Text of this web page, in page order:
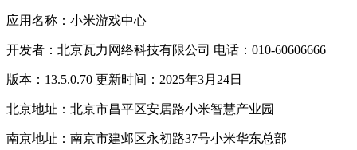
应用名称：小米游戏中心
开发者：北京瓦力网络科技有限公司 电话：010-60606666
版本：13.5.0.70 更新时间：2025年3月24日
北京地址：北京市昌平区安居路小米智慧产业园
南京地址：南京市建邺区永初路37号小米华东总部